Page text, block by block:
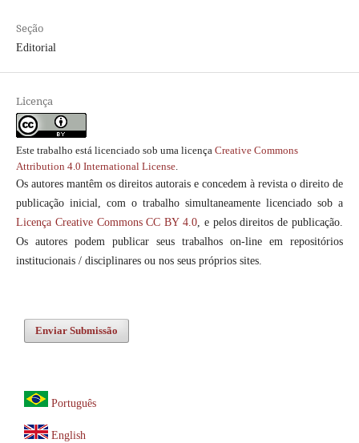
Seção
Editorial
Licença
Este trabalho está licenciado sob uma licença Creative Commons
Attribution 4.0 International License.
Os autores mantêm os direitos autorais e concedem à revista o direito de
publicação inicial, com o trabalho simultaneamente licenciado sob a
Licença Creative Commons CC BY 4.0 , e pelos direitos de publicação.
Os autores podem publicar seus trabalhos on-line em repositórios
institucionais / disciplinares ou nos seus próprios sites.
Enviar Submissão
Português
English